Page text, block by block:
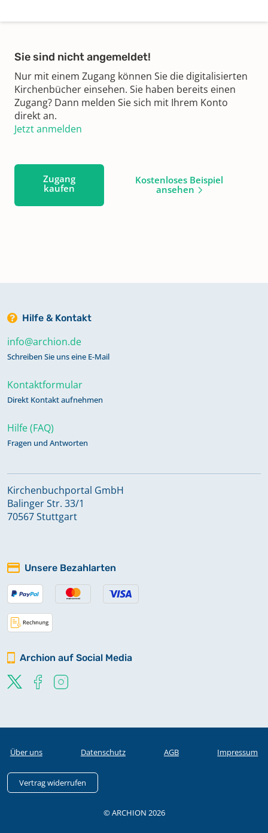
Sie sind nicht angemeldet!
Nur mit einem Zugang können Sie die digitalisierten
Kirchenbücher einsehen. Sie haben bereits einen
Zugang? Dann melden Sie sich mit Ihrem Konto
direkt an.
Jetzt anmelden
Zugang
kaufen
Kostenloses Beispiel
ansehen
Hilfe & Kontakt
info@archion.de
Schreiben Sie uns eine E-Mail
Kontaktformular
Direkt Kontakt aufnehmen
Hilfe (FAQ)
Fragen und Antworten
Kirchenbuchportal GmbH
Balinger Str. 33/1
70567 Stuttgart
Unsere Bezahlarten
Archion auf Social Media
Über uns Datenschutz AGB Impressum
Vertrag widerrufen
© ARCHION 2026